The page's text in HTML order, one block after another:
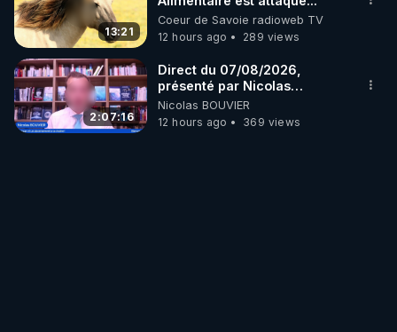
13:21
Coeur de Savoie radioweb TV
12 hours ago
289 views
2:07:16
Direct du 07/08/2026,
présenté par Nicolas
BOUVIER
Nicolas BOUVIER
12 hours ago
369 views